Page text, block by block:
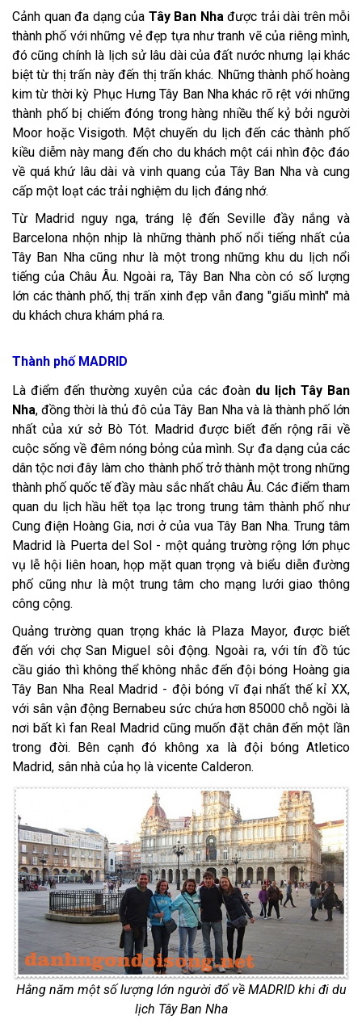
Cảnh quan đa dạng của Tây Ban Nhađược trải dài trên mỗi
thành phố với những vẻ đẹp tựa như tranh vẽ của riêng mình,
đó cũng chính là lịch sử lâu dài của đất nước nhưng lại khác
biệt từ thị trấn này đến thị trấn khác. Những thành phố hoàng
kim từ thời kỳ Phục Hưng Tây Ban Nha khác rõ rệt với những
thành phố bị chiếm đóng trong hàng nhiều thế kỷ bởi người
Moor hoặc Visigoth. Một chuyến du lịch đến các thành phố
kiều diễm này mang đến cho du khách một cái nhìn độc đáo
về quá khứ lâu dài và vinh quang của Tây Ban Nha và cung
cấp một loạt các trải nghiệm du lịch đáng nhớ.
Từ Madrid nguy nga, tráng lệ đến Seville đầy nắng và
Barcelona nhộn nhịp là những thành phố nổi tiếng nhất của
Tây Ban Nha cũng như là một trong những khu du lịch nổi
tiếng của Châu Âu. Ngoài ra, Tây Ban Nha còn có số lượng
lớn các thành phố, thị trấn xinh đẹp vẫn đang "giấu mình" mà
du khách chưa khám phá ra.
Thành phố MADRID
Là điểm đến thường xuyên của các đoàn du lịch Tây Ban
Nha, đồng thời là thủ đô của Tây Ban Nha và là thành phố lớn
nhất của xứ sở Bò Tót. Madrid được biết đến rộng rãi về
cuộc sống về đêm nóng bỏng của mình. Sự đa dạng của các
dân tộc nơi đây làm cho thành phố trở thành một trong những
thành phố quốc tế đầy màu sắc nhất châu Âu. Các điểm tham
quan du lịch hầu hết tọa lạc trong trung tâm thành phố như
Cung điện Hoàng Gia, nơi ở của vua Tây Ban Nha. Trung tâm
Madrid là Puerta del Sol - một quảng trường rộng lớn phục
vụ lễ hội liên hoan, họp mặt quan trọng và biểu diễn đường
phố cũng như là một trung tâm cho mạng lưới giao thông
công cộng.
Quảng trường quan trọng khác là Plaza Mayor, được biết
đến với chợ San Miguel sôi động. Ngoài ra, với tín đồ túc
cầu giáo thì không thể không nhắc đến đội bóng Hoàng gia
Tây Ban Nha Real Madrid - đội bóng vĩ đại nhất thế kỉ XX,
với sân vận động Bernabeu sức chứa hơn 85000 chỗ ngồi là
nơi bất kì fan Real Madrid cũng muốn đặt chân đến một lần
trong đời. Bên cạnh đó không xa là đội bóng Atletico
Madrid, sân nhà của họ là vicente Calderon.
Hằng năm một số lượng lớn người đổ về MADRID khi đi du
lịch Tây Ban Nha